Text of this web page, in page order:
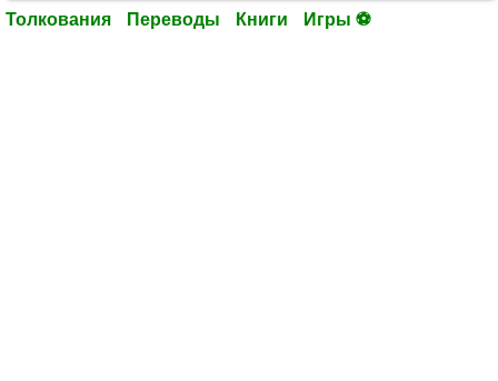
Толкования Переводы Книги Игры ⚽